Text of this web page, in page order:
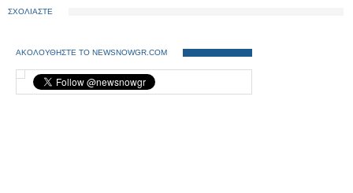
ΣΧΟΛΙΑΣΤΕ
ΑΚΟΛΟΥΘΗΣΤΕ ΤΟ NEWSNOWGR.COM